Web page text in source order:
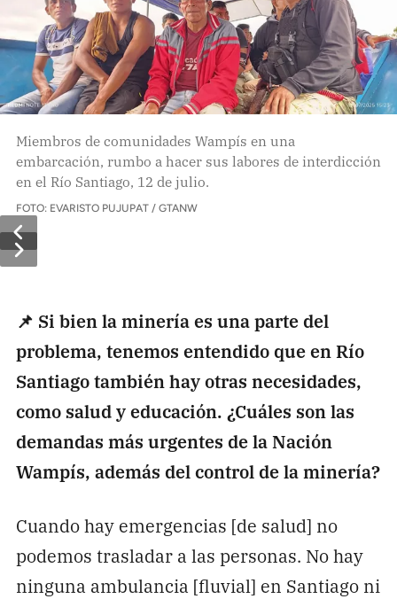
Miembros de comunidades Wampís en una
embarcación, rumbo a hacer sus labores de interdicción
en el Río Santiago, 12 de julio.
FOTO: EVARISTO PUJUPAT / GTANW
📌 Si bien la minería es una parte del
problema, tenemos entendido que en Río
Santiago también hay otras necesidades,
como salud y educación. ¿Cuáles son las
demandas más urgentes de la Nación
Wampís, además del control de la minería?
Cuando hay emergencias [de salud] no
podemos trasladar a las personas. No hay
ninguna ambulancia [fluvial] en Santiago ni